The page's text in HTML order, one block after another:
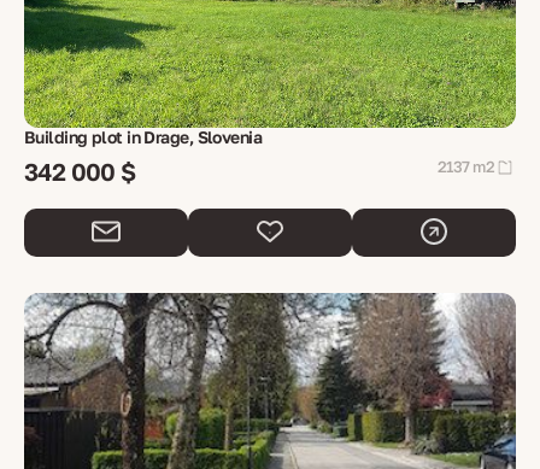
Building plot in Drage, Slovenia
342 000 $ 2137 m2